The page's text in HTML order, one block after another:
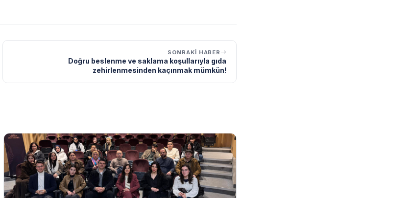
SONRAKI HABER
Doğru beslenme ve saklama koşullarıyla gıda
zehirlenmesinden kaçınmak mümkün!